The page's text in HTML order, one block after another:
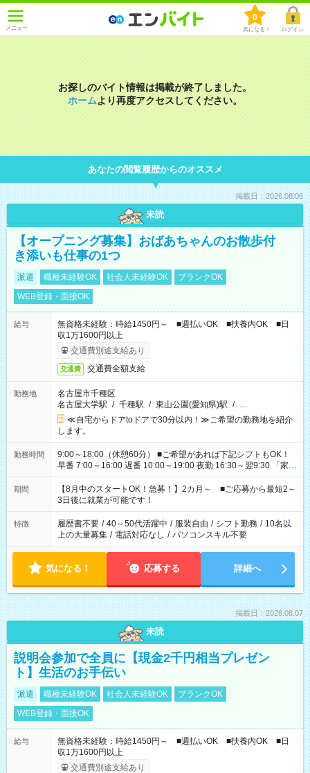
メニュー
0
気になる！ ログイン
お探しのバイト情報は掲載が終了しました。
ホームより再度アクセスしてください。
あなたの閲覧履歴からのオススメ
掲載日：2026.08.06
未読
【オープニング募集】おばあちゃんのお散歩付
き添いも仕事の1つ
派遣 職種未経験OK 社会人未経験OK
ブランクOK
WEB登録・面接OK
給与
無資格未経験：時給1450円～ ■週払いOK ■扶養内OK ■日
収1万1600円以上
交通費別途支給あり
交通費 交通費全額支給
勤務地
名古屋市千種区
名古屋大学駅 / 千種駅 / 東山公園(愛知県)駅 / …
≪自宅からドアtoドアで30分以内！≫ご希望の勤務地を紹介
します。
勤務時間
9:00～18:00（休憩60分） ■ご希望があれば下記シフトもOK！
早番 7:00～16:00 遅番 10:00～19:00 夜勤 16:30～翌9:30 「家族
と休みを合わせたい」 「余裕を持って夕飯の準備がしたい」
「できれば残業はしたくない」 など、ご希望を教えてください
ね。 ※Wワーク希望の方へ 今ご覧のお仕事で希望する勤務時間
と、もう1つのお仕事の勤務時間。 合計で週40時間を超える場
合は応募できません。
期間
【8月中のスタートOK！急募！】2カ月～ ■ご応募から最短2～
3日後に就業が可能です！
特徴 履歴書不要 / 40～50代活躍中 / 服装自由 / シフト勤務 / 10名以
上の大量募集 / 電話対応なし / パソコンスキル不要
気になる！ 応募する 詳細へ
掲載日：2026.08.07
未読
説明会参加で全員に【現金2千円相当プレゼン
ト】生活のお手伝い
派遣 職種未経験OK 社会人未経験OK
ブランクOK
WEB登録・面接OK
給与
無資格未経験：時給1450円～ ■週払いOK ■扶養内OK ■日
収1万1600円以上
交通費別途支給あり